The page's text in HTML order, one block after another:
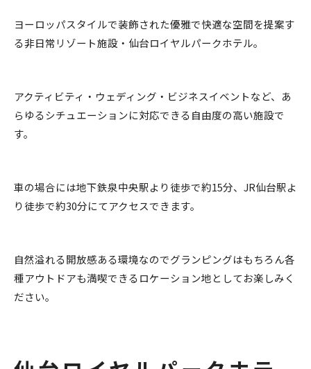
ヨーロッパスタイルで装飾された優雅で快適な空間を提案す
る非日常リゾート施設・仙台ロイヤルパークホテル。
アクティビティ・ウェディング・ビジネスイベントなど、あ
らゆるシチュエーションに対応できる自由度の高い施設で
す。
車の場合には地下鉄泉中央駅より徒歩で約15分、JR仙台駅よ
り徒歩で約30分にてアクセスできます。
自然溢れる開放感ある環境なのでグランピングはもちろん各
種アウトドアも満喫できるロケーション地としてお楽しみく
ださい。